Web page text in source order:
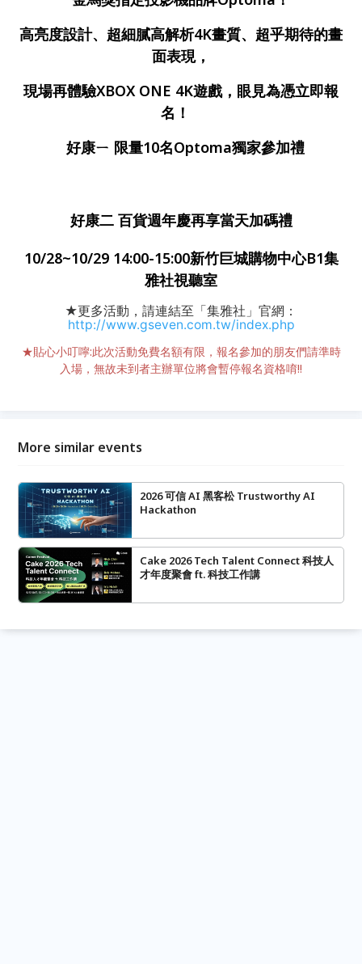
高亮度設計、超細膩高解析4K畫質、超乎期待的畫
面表現，
現場再體驗XBOX ONE 4K遊戲，眼見為憑立即報
名！
好康ㄧ 限量10名Optoma獨家參加禮
好康二 百貨週年慶再享當天加碼禮
10/28~10/29 14:00-15:00新竹巨城購物中心B1集
雅社視聽室
★更多活動，請連結至「集雅社」官網：
http://www.gseven.com.tw/index.php
★貼心小叮嚀:此次活動免費名額有限，報名參加的朋友們請準時
入場，無故未到者主辦單位將會暫停報名資格唷!!
More similar events
2026 可信 AI 黑客松 Trustworthy AI
Hackathon
Cake 2026 Tech Talent Connect 科技人
才年度聚會 ft. 科技工作講